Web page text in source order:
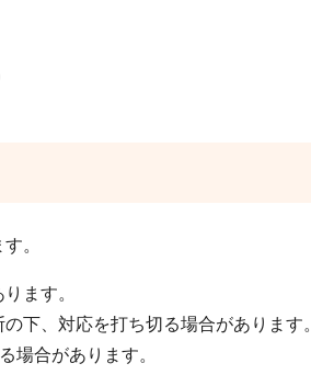
。
ます。
下、対応を打ち切る場合があります。
合があります。